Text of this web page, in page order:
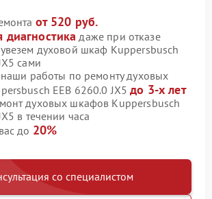
от 520 руб.
диагностика даже при отказе
духовой шкаф Kuppersbusch
сами
наши работы по ремонту духовых
EEB 6260.0 JX5до 3-х лет
духовых шкафов Kuppersbusch
в течении часа
до 20%
со специалистом